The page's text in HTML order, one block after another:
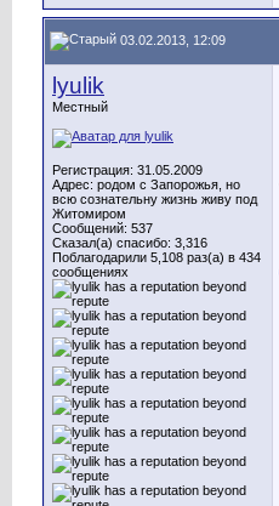
03.02.2013, 12:09
lyulik
Местный
Регистрация: 31.05.2009
Адрес: родом с Запорожья, но
всю сознательну жизнь живу под
Житомиром
Сообщений: 537
Сказал(а) спасибо: 3,316
Поблагодарили 5,108 раз(а) в 434
сообщениях